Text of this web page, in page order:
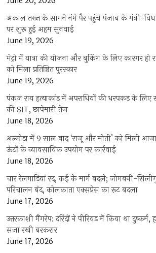
अकाल तख्त के सामने नंगे पैर पहुंचे पंजाब के मंत्री-
पर शुरू हुई अहम सुनवाई
June 19, 2026
मेट्रो में यात्रा की योजना और बुकिंग के लिए कारगर हो
को मिला प्रतिष्ठित पुरस्कार
June 19, 2026
पंकज राय हत्याकांड में अपराधियों की धरपकड़ के
की SIT, छापेमारी तेज
June 18, 2026
अल्मोड़ा में 9 साल बाद ‘राजू और मोती’ को मिली
ऊंटों के व्यावसायिक उपयोग पर कार्रवाई
June 18, 2026
चार रेलगाड़ियां रद, कई के मार्ग बदले; जोगबनी-
परिचालन बंद, कोलकाता एक्सप्रेस का रूट बदला
June 17, 2026
उत्तरकाशी गैंगरेप: दरिंदों ने पीरियड में किया था
सजा रखी बरकरार
June 17, 2026